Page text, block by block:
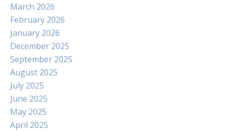
March 2026
February 2026
January 2026
December 2025
September 2025
August 2025
July 2025
June 2025
May 2025
April 2025